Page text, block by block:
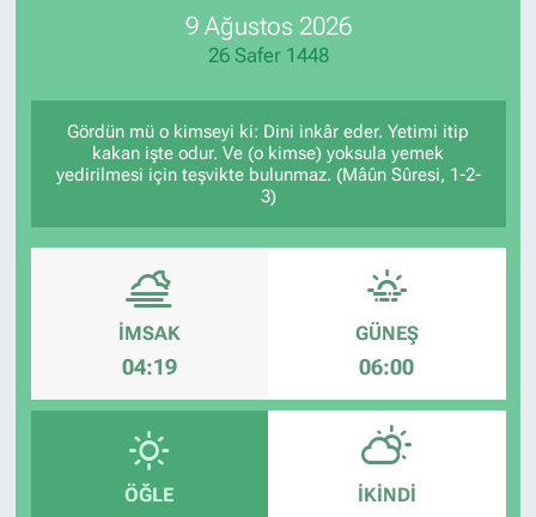
9 Ağustos 2026
26 Safer 1448
Gördün mü o kimseyi ki: Dini inkâr eder. Yetimi itip
kakan işte odur. Ve (o kimse) yoksula yemek
yedirilmesi için teşvikte bulunmaz. (Mâûn Sûresi, 1-2-
3)
İMSAK
04:19
GÜNEŞ
06:00
ÖĞLE İKINDI
Son Dakika Haberleri
Haber Arşivi